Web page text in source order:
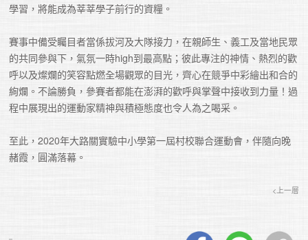
學習，將能成為莘莘學子前行的資糧。
賽事中備受矚目者當係拔河及大隊接力，在親師生、義工及當地民眾
的共同參與下，氣氛一時high到最高點；彼此專注的神情、熱烈的歡
呼以及燦爛的笑容點燃全場觀眾的目光，齊心在競爭中彩繪出和合的
絢爛。不論勝負，參賽者都能在澎湃的歡呼與掌聲中接收到力量！過
程中展現出的運動家精神與積極態度也令人為之喝采。
至此，2020年大路關實驗中小學第一屆村校聯合運動會，伴隨向晚
赭霞，圓滿落幕。
<上一層